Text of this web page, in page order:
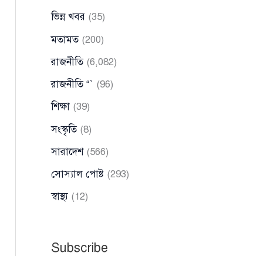
ভিন্ন খবর (35)
মতামত(200)
রাজনীতি(6,082)
রাজনীতি “` (96)
শিক্ষা (39)
সংস্কৃতি(8)
সারাদেশ(566)
সোস্যাল পোষ্ট (293)
স্বাস্থ্য (12)
Subscribe